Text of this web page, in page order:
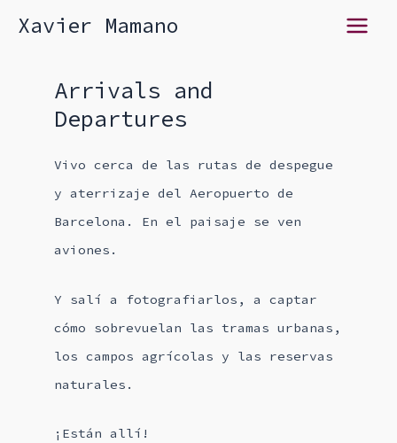
Xavier Mamano
Main
Arrivals and
Departures
Vivo cerca de las rutas de despegue
y aterrizaje del Aeropuerto de
Barcelona. En el paisaje se ven
aviones.
Y salí a fotografiarlos, a captar
cómo sobrevuelan las tramas urbanas,
los campos agrícolas y las reservas
naturales.
¡Están allí!